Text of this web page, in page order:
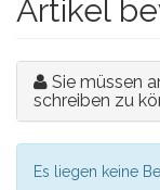
Artikel
Sie müssen
schreiben zu
Es liegen keine